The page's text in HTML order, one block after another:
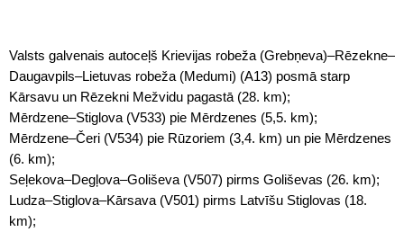
Valsts galvenais autoceļš Krievijas robeža (Grebņeva)–Rēzekne–
Daugavpils–Lietuvas robeža (Medumi) (A13) posmā starp
Kārsavu un Rēzekni Mežvidu pagastā (28. km);
Mērdzene–Stiglova (V533) pie Mērdzenes (5,5. km);
Mērdzene–Čeri (V534) pie Rūzoriem (3,4. km) un pie Mērdzenes
(6. km);
Seļekova–Degļova–Goliševa (V507) pirms Goliševas (26. km);
Ludza–Stiglova–Kārsava (V501) pirms Latvīšu Stiglovas (18.
km);